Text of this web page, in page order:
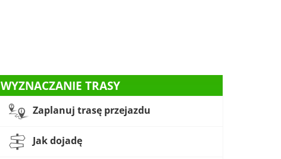
WYZNACZANIE TRASY
Zaplanuj trasę przejazdu
Jak dojadę